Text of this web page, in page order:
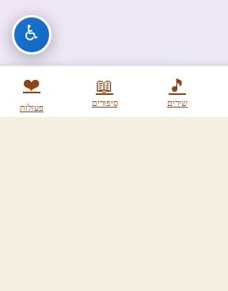
🎵
שירים
📖
סיפורים
❤️
פעולות
♿